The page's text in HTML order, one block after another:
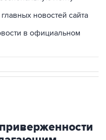
в официальном